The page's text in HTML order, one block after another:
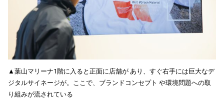
▲葉山マリーナ1階に入ると正面に店舗が あり、すぐ右手には巨大なデ
ジタルサイネージが。ここで、ブランドコンセプト や環境問題への取
り組みが流されている